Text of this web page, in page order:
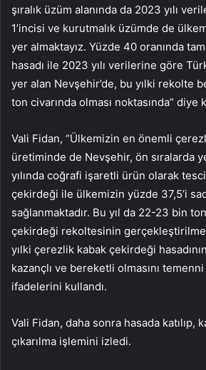
şıralık üzüm alanında da 2023 yılı
1’incisi ve kurutmalık üzümde de
yer almaktayız. Yüzde 40 oranında
hasadı ile 2023 yılı verilerine göre
yer alan Nevşehir’de, bu yılki rekolte
ton civarında olması noktasında” diye
Vali Fidan, “Ülkemizin en önemli
üretiminde de Nevşehir, ön sıralarda
yılında coğrafi işaretli ürün olarak
çekirdeği ile ülkemizin yüzde 37,5’i
sağlanmaktadır. Bu yıl da 22-23 bin
çekirdeği rekoltesinin
yılki çerezlik kabak çekirdeği
kazançlı ve bereketli olmasını
ifadelerini kullandı.
Vali Fidan, daha sonra hasada katılıp,
çıkarılma işlemini izledi.